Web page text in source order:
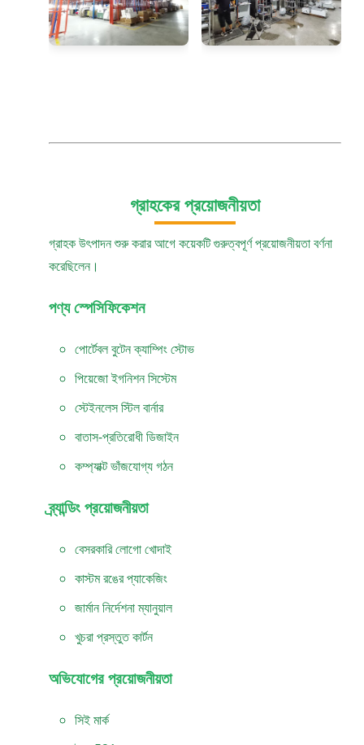
গ্রাহকের প্রয়োজনীয়তা
গ্রাহক উৎপাদন শুরু করার আগে কয়েকটি গুরুত্বপূর্ণ প্রয়োজনীয়তা বর্ণনা
করেছিলেন।
পণ্য স্পেসিফিকেশন
পোর্টেবল বুটেন ক্যাম্পিং স্টোভ
পিয়েজো ইগনিশন সিস্টেম
স্টেইনলেস স্টিল বার্নার
বাতাস-প্রতিরোধী ডিজাইন
কম্প্যাক্ট ভাঁজযোগ্য গঠন
ব্র্যান্ডিং প্রয়োজনীয়তা
বেসরকারি লোগো খোদাই
কাস্টম রঙের প্যাকেজিং
জার্মান নির্দেশনা ম্যানুয়াল
খুচরা প্রস্তুত কার্টন
অভিযোগের প্রয়োজনীয়তা
সিই মার্ক